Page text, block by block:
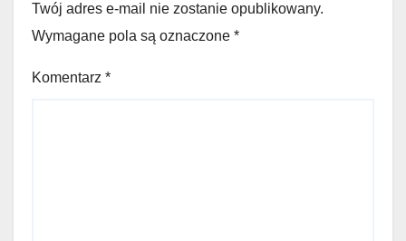
Twój adres e-mail nie zostanie opublikowany.
Wymagane pola są oznaczone *
Komentarz *